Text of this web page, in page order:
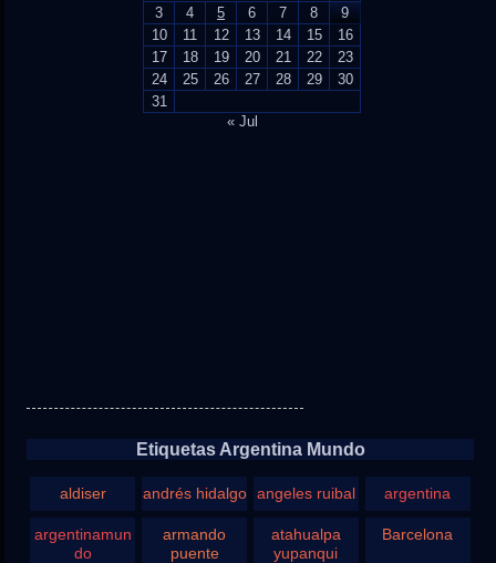
3
4 5 6 7 8
9
10
11 12 13 14 15
16
17
18 19 20 21 22
23
24
25 26 27 28 29
30
31
« Jul
Etiquetas Argentina Mundo
aldiser andrés hidalgo angeles ruibal argentina
argentinamun
do
armando
puente
atahualpa
yupanqui
Barcelona